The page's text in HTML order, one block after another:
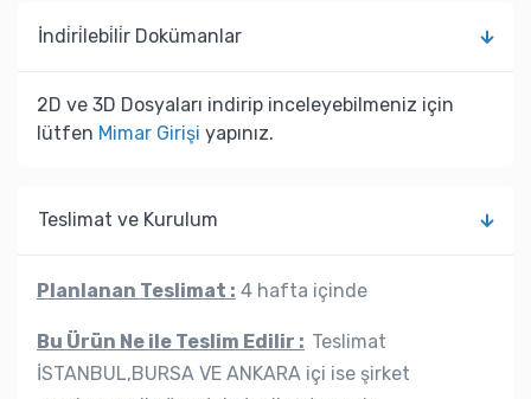
İndi̇ri̇lebi̇li̇r Dokümanlar
2D ve 3D Dosyaları indirip inceleyebilmeniz için
lütfen Mimar Girişi yapınız.
Teslimat ve Kurulum
Planlanan Teslimat : 4 hafta içinde
Bu Ürün Ne ile Teslim Edilir : Teslimat
İSTANBUL,BURSA VE ANKARA içi ise şirket